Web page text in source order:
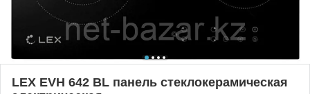
LEX EVH 642 BL панель стеклокерамическая